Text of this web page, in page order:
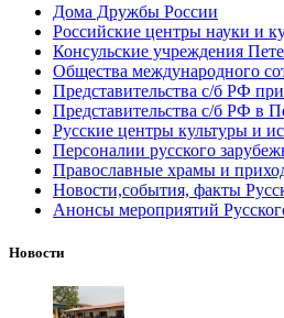
Дома Дружбы России
Российские центры науки и
Консульские учреждения
Общества международного
Представительства с/б РФ
Представительства с/б РФ в
Русские центры культуры и
Персоналии русского
Православные храмы и
Новости,события, факты
Анонсы мероприятий
Новости